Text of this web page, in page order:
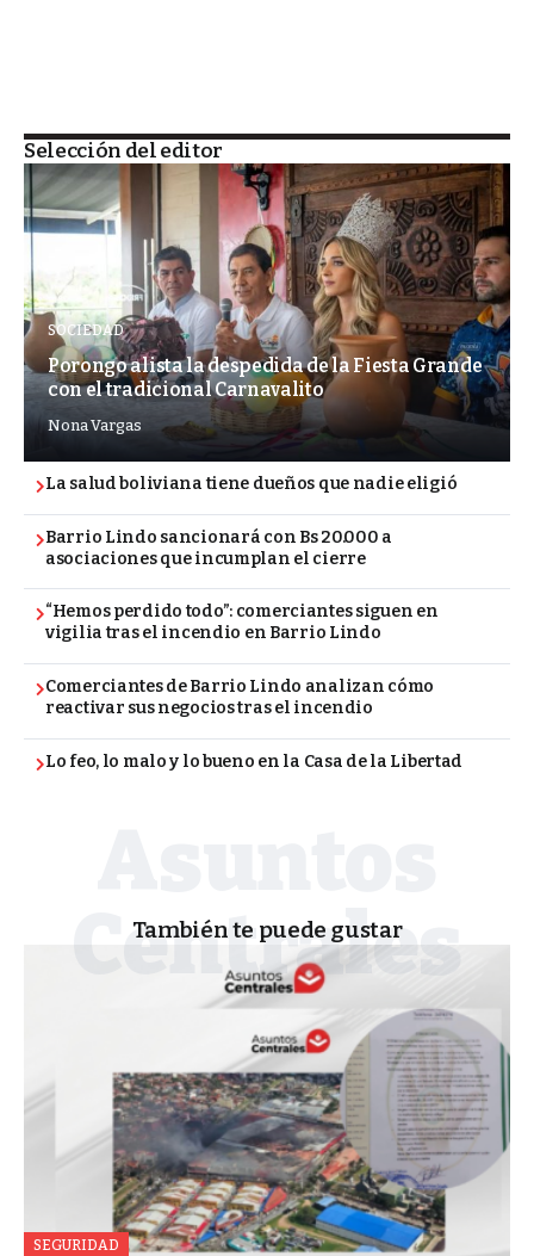
Selección del editor
SOCIEDAD
Porongo alista la despedida de la Fiesta Grande
con el tradicional Carnavalito
Nona Vargas
La salud boliviana tiene dueños que nadie eligió
Barrio Lindo sancionará con Bs 20.000 a
asociaciones que incumplan el cierre
“Hemos perdido todo”: comerciantes siguen en
vigilia tras el incendio en Barrio Lindo
Comerciantes de Barrio Lindo analizan cómo
reactivar sus negocios tras el incendio
Lo feo, lo malo y lo bueno en la Casa de la Libertad
También te puede gustar
SEGURIDAD